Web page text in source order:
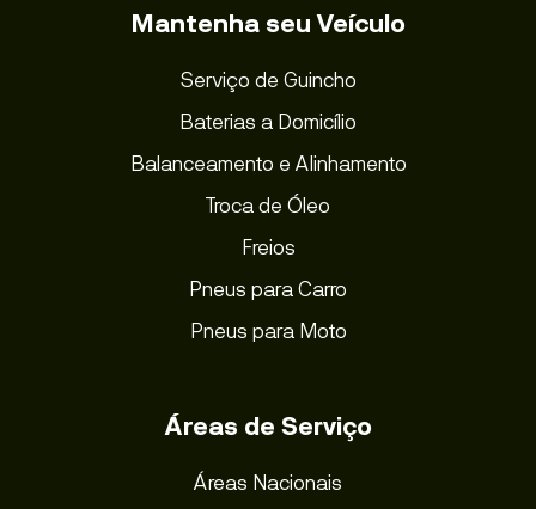
Mantenha seu Veículo
Serviço de Guincho
Baterias a Domicílio
Balanceamento e Alinhamento
Troca de Óleo
Freios
Pneus para Carro
Pneus para Moto
Áreas de Serviço
Áreas Nacionais